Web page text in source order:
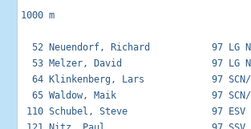
1000 m
52 Neuendorf, Richard
53 Melzer, David
64 Klinkenberg, Lars
65 Waldow, Maik
110 Schubel, Steve